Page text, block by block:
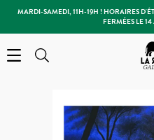
MARDI-SAMEDI, 11H-19H ! HORAIRES
FERMÉES LE
Open the menu
Rechercher